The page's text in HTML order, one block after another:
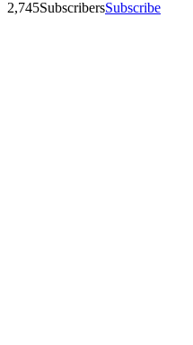
2,745SubscribersSubscribe